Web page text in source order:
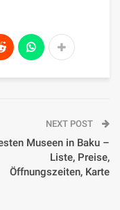
NEXT POST
Museen in Baku –
Liste, Preise,
Öffnungszeiten, Karte